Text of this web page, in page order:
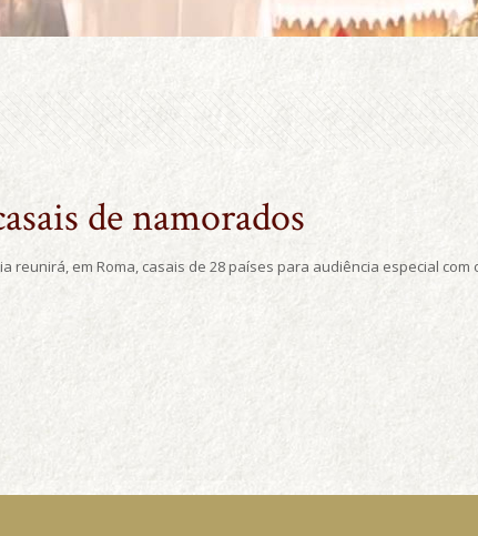
de namorados
reunirá, em Roma, casais de 28 países para audiência especial com